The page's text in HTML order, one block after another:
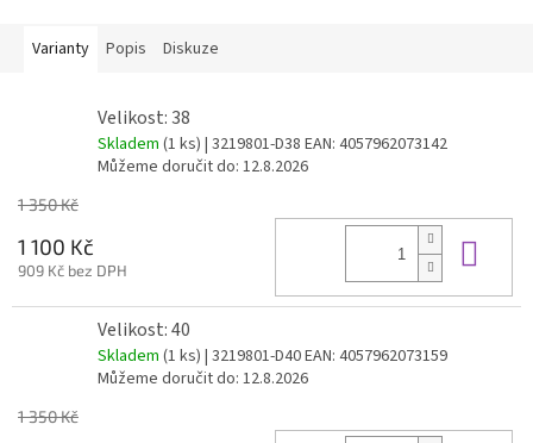
Varianty Popis Diskuze
Velikost: 38
Skladem (1 ks) | 3219801-D38 EAN: 4057962073142
Můžeme doručit do: 12.8.2026
1 350 Kč
1 100 Kč
909 Kč bez DPH
Velikost: 40
Skladem (1 ks) | 3219801-D40EAN: 4057962073159
Můžeme doručit do: 12.8.2026
1 350 Kč